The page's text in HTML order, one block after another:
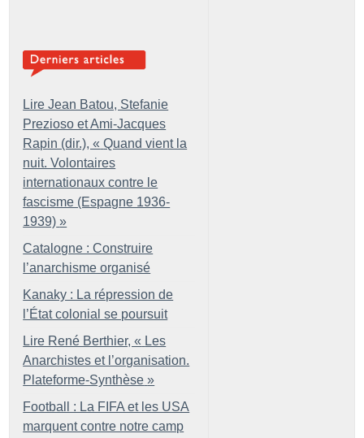
Lire Jean Batou, Stefanie
Prezioso et Ami-Jacques
Rapin (dir.), « Quand vient la
nuit. Volontaires
internationaux contre le
fascisme (Espagne 1936-
1939) »
Catalogne : Construire
l’anarchisme organisé
Kanaky : La répression de
l’État colonial se poursuit
Lire René Berthier, « Les
Anarchistes et l’organisation.
Plateforme-Synthèse »
Football : La FIFA et les USA
marquent contre notre camp